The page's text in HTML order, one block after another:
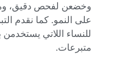
وخضعن لفحص دقيق،
على النمو. كما نقدم
للنساء اللاتي
متبرعات.